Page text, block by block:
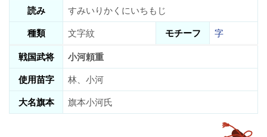
読み
すみいりかくにいちもじ
種類
文字紋 モチーフ
字
戦国武将
小河頼重
使用苗字
林、小河
大名旗本
旗本小河氏